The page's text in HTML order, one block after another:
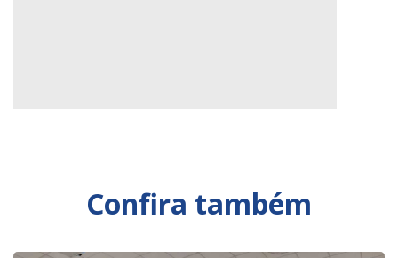
Confira também